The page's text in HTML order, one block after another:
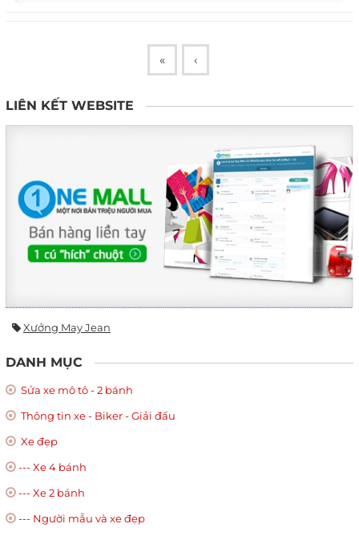
« ‹
LIÊN KẾT WEBSITE
Xưởng May Jean
DANH MỤC
Sửa xe mô tô - 2 bánh
Thông tin xe - Biker - Giải đấu
Xe đẹp
--- Xe 4 bánh
--- Xe 2 bánh
--- Người mẫu và xe đẹp